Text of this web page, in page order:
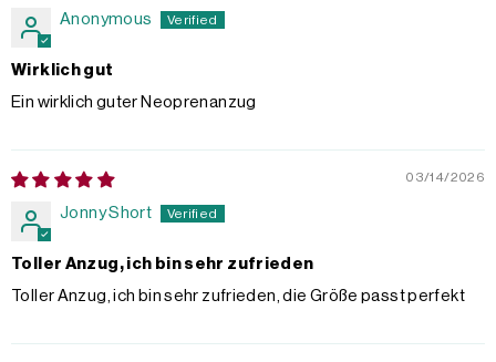
Anonymous
Wirklich gut
Ein wirklich guter Neoprenanzug
03/14/2026
Jonny Short
Toller Anzug, ich bin sehr zufrieden
Toller Anzug, ich bin sehr zufrieden, die Größe passt perfekt